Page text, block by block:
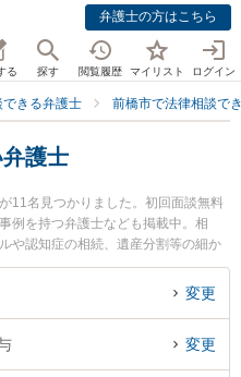
弁護士の方はこちら
る 探す 閲覧履歴 マイリスト ログイン
きる弁護士 前橋市で法律相談で
護士
11名見つかりました。初回面談無料
例を持つ弁護士なども掲載中。相
や認知症の相続、遺産分割等の細か
特に山田穂積法律事務所の山田 穂積
護士、山本法律事務所の山本 和徳弁
な近くの弁護士を検索したい』『初
橋市内の弁護士に相談予約したい』
変更
変更